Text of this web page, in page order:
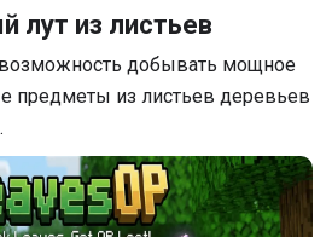
лут из листьев
добывать мощное
предметы из листьев деревьев